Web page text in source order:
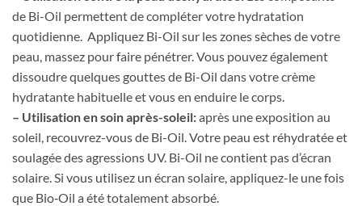
de Bi-Oil permettent de compléter votre hydratation
quotidienne. Appliquez Bi-Oil sur les zones sèches de votre
peau, massez pour faire pénétrer. Vous pouvez également
dissoudre quelques gouttes de Bi-Oil dans votre crème
hydratante habituelle et vous en enduire le corps.
– Utilisation en soin après-soleil:après une exposition au
soleil, recouvrez-vous de Bi-Oil. Votre peau est réhydratée et
soulagée des agressions UV. Bi-Oil ne contient pas d’écran
solaire. Si vous utilisez un écran solaire, appliquez-le une fois
que Bio‑Oil a été totalement absorbé.